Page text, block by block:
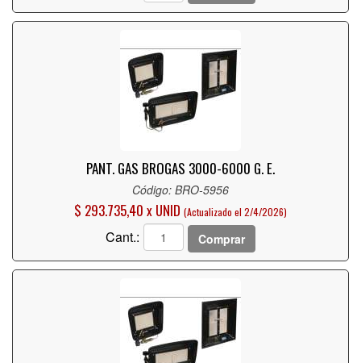
PANT. GAS BROGAS 3000-6000 G. E.
Código: BRO-5956
$ 293.735,40 x UNID (Actualizado el 2/4/2026)
Cant.: Comprar